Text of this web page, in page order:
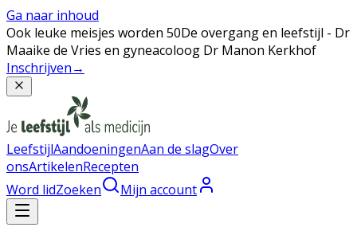
Ga naar inhoud
Ook leuke meisjes worden 50De overgang en leefstijl - Dr
Maaike de Vries en gyneacoloog Dr Manon Kerkhof
Inschrijven→
LeefstijlAandoeningenAan de slagOver
onsArtikelenRecepten
Word lidZoeken Mijn account